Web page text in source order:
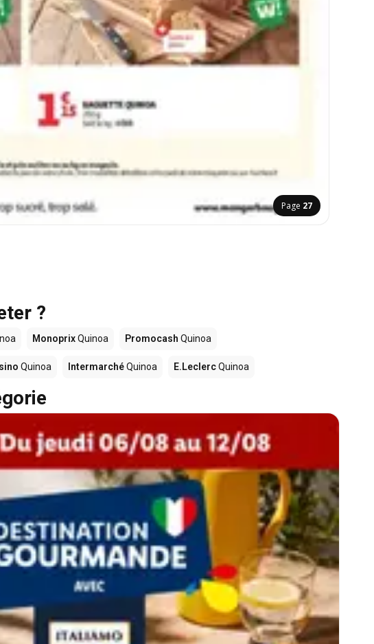
Page 27
?
MonoprixQuinoa Promocash Quinoa
Quinoa IntermarchéQuinoa E.LeclercQuinoa